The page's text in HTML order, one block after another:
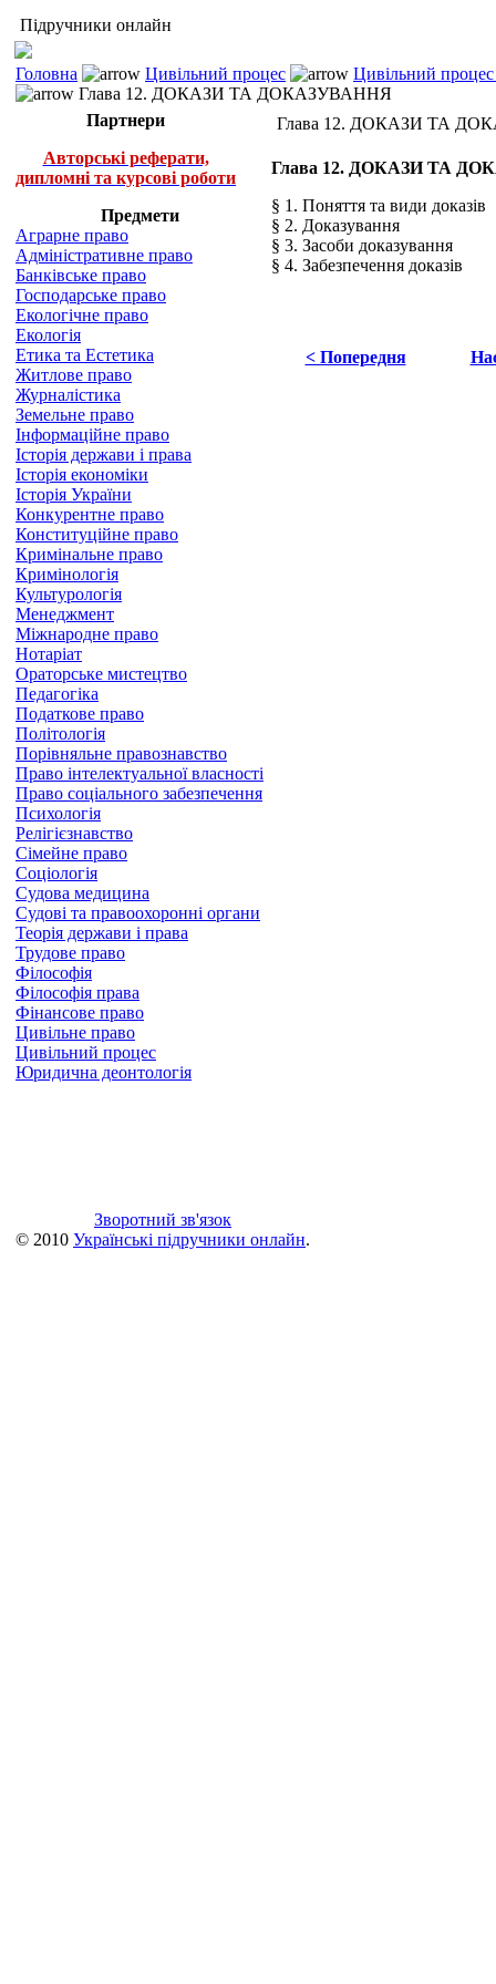
Підручники онлайн
Головна Цивільний процес
Цивільний
Глава 12. ДОКАЗИ ТА ДОКАЗУВАННЯ
Партнери
Авторські реферати,
дипломні та курсові роботи
Предмети
Аграрне право
Адміністративне право
Банківське право
Господарське право
Екологічне право
Екологія
Етика та Естетика
Житлове право
Журналістика
Земельне право
Інформаційне право
Історія держави і права
Історія економіки
Історія України
Конкурентне право
Конституційне право
Кримінальне право
Кримінологія
Культурологія
Менеджмент
Міжнародне право
Нотаріат
Ораторське мистецтво
Педагогіка
Податкове право
Політологія
Порівняльне правознавство
Право інтелектуальної власності
Право соціального забезпечення
Психологія
Релігієзнавство
Сімейне право
Соціологія
Судова медицина
Судові та правоохоронні органи
Теорія держави і права
Трудове право
Філософія
Філософія права
Фінансове право
Цивільне право
Цивільний процес
Юридична деонтологія
Глава 12. ДОКАЗИ ТА
Глава 12. ДОКАЗИ ТА
§ 1. Поняття та види доказів
§ 2. Доказування
§ 3. Засоби доказування
§ 4. Забезпечення доказів
< Попередня
Зворотний зв'язок
© 2010 Українські підручники онлайн.